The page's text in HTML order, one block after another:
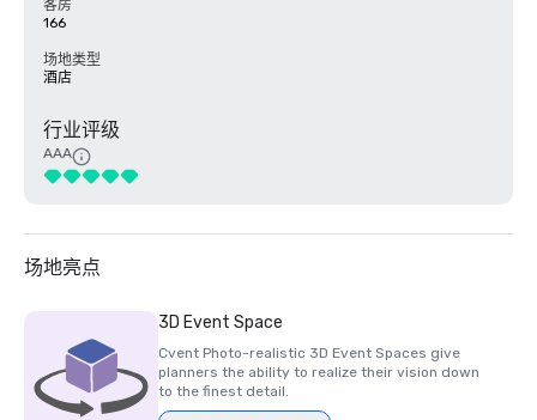
客房
166
场地类型
酒店
行业评级
AAA
场地亮点
3D Event Space
Cvent Photo-realistic 3D Event Spaces give
planners the ability to realize their vision down
to the finest detail.